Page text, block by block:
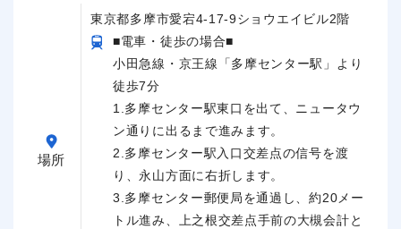
場所
東京都多摩市愛宕4-17-9ショウエイビル2階
■電車・徒歩の場合■
小田急線・京王線「多摩センター駅」より
徒歩7分
1.多摩センター駅東口を出て、ニュータウ
ン通りに出るまで進みます。
2.多摩センター駅入口交差点の信号を渡
り、永山方面に右折します。
3.多摩センター郵便局を通過し、約20メー
トル進み、上之根交差点手前の大槻会計と